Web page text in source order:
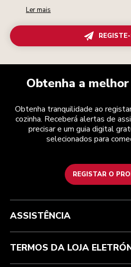
Ler mais
Obtenha a
Obtenha tranquilidade ao
cozinha. Receberá alertas de
precisar e um guia digital
selecionados para
REGISTAR O
Health Check
Atendimento ao cliente
Acompanhar a sua encomenda
Garantia e documentos
Perguntas frequentes
Termos e condições
Envio e entrega
Devoluções e reembolsos
Marca
ODR
A marca
A nossa história
ASSISTÊNCIA
TERMOS DA LOJA